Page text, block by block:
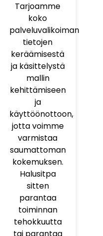
Tarjoamme
koko
palveluvalikoiman
tietojen
keräämisestä
ja käsittelystä
mallin
kehittämiseen
ja
käyttöönottoon,
jotta voimme
varmistaa
saumattoman
kokemuksen.
Halusitpa
sitten
parantaa
toiminnan
tehokkuutta